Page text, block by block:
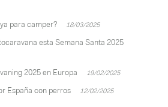
para camper? 18/03/2025
esta Semana Santa 2025
2025 en Europa 19/02/2025
España con perros 12/02/2025